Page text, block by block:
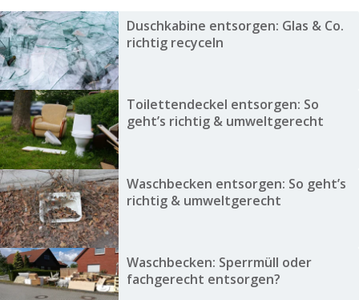
Duschkabine entsorgen: Glas & Co.
richtig recyceln
Toilettendeckel entsorgen: So
geht’s richtig & umweltgerecht
Waschbecken entsorgen: So geht’s
richtig & umweltgerecht
Waschbecken: Sperrmüll oder
fachgerecht entsorgen?